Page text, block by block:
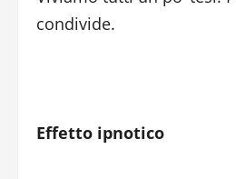
condivide.
Effetto ipnotico